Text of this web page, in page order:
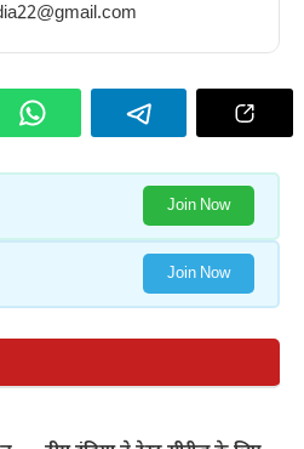
Join Now
Join Now